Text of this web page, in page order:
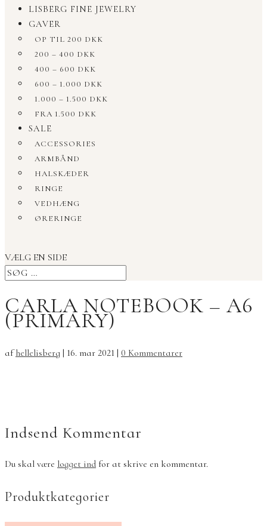
LISBERG FINE JEWELRY
GAVER
OP TIL 200 DKK
200 – 400 DKK
400 – 600 DKK
600 – 1.000 DKK
1.000 – 1.500 DKK
FRA 1.500 DKK
SALE
ACCESSORIES
ARMBÅND
HALSKÆDER
RINGE
VEDHÆNG
ØRERINGE
VÆLG EN SIDE
CARLA NOTEBOOK – A6
(PRIMARY)
afhellelisberg | 16. mar 2021 | 0 Kommentarer
Indsend Kommentar
Du skal være logget ind for at skrive en kommentar.
Produktkategorier